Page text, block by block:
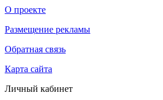
О проекте
Размещение рекламы
Обратная связь
Карта сайта
Личный кабинет